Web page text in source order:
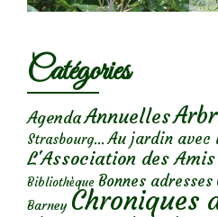
Catégories
AgendaAnnuelles
Strasbourg... Au jardin avec
L'Association des
Bibliothèque Bonnes adresses
Barney Chroniques